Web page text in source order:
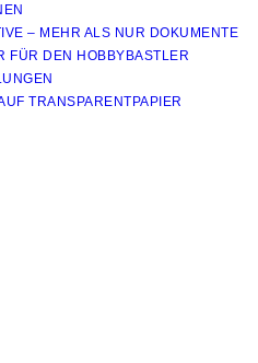
– MEHR ALS NUR DOKUMENTE
FÜR DEN HOBBYBASTLER
TRANSPARENTPAPIER